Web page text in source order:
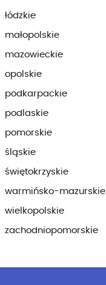
łódzkie
małopolskie
mazowieckie
opolskie
podkarpackie
podlaskie
pomorskie
śląskie
świętokrzyskie
warmińsko-mazurskie
wielkopolskie
zachodniopomorskie